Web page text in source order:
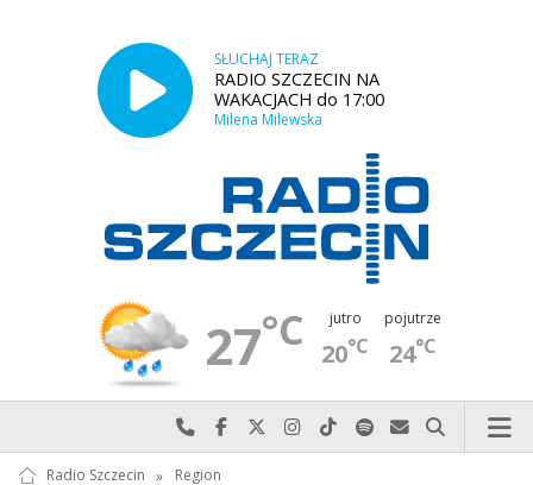
SŁUCHAJ TERAZ
RADIO SZCZECIN NA
WAKACJACH do 17:00
Milena Milewska
27°C jutro
20°C
pojutrze
24°C
Najlepiej po prostu do nas zadzwoń
Odwiedź nas na Facebook-u
Odwiedź nas na X
Odwiedź nas na Instagram-ie
Odwiedź nas na TikTok-u
Szukaj nas na Spotify
Wyślij do nas
Szukaj
Radio Szczecin » Region